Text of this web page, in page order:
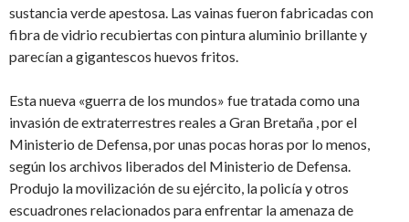
sustancia verde apestosa. Las vainas fueron fabricadas con
fibra de vidrio recubiertas con pintura aluminio brillante y
parecían a gigantescos huevos fritos.
Esta nueva «guerra de los mundos» fue tratada como una
invasión de extraterrestres reales a Gran Bretaña , por el
Ministerio de Defensa, por unas pocas horas por lo menos,
según los archivos liberados del Ministerio de Defensa.
Produjo la movilización de su ejército, la policía y otros
escuadrones relacionados para enfrentar la amenaza de